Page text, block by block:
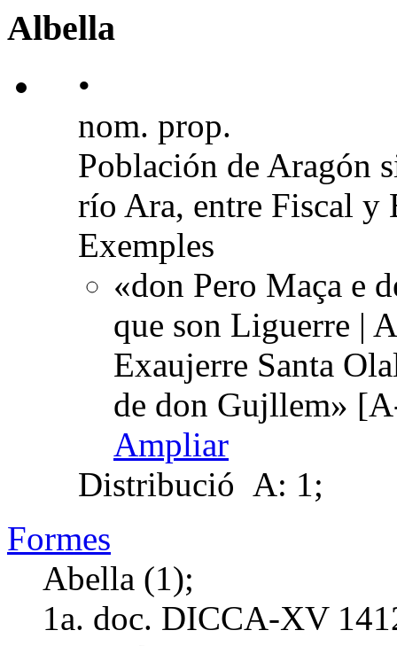
Albella
•
nom. prop.
Población de Aragón
río Ara, entre Fiscal y
Exemples
«don Pero Maça e
que son Liguerre |
Exaujerre Santa
de don Gujllem»
Ampliar
Distribució A: 1;
Formes
Abella (1);
1a. doc. DICCA-XV